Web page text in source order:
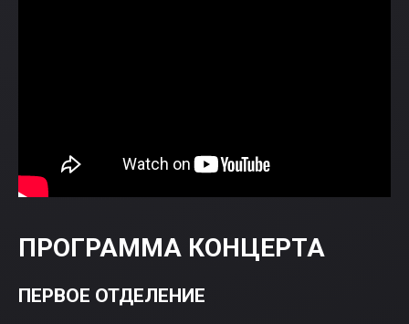
ПРОГРАММА КОНЦЕРТА
ПЕРВОЕ ОТДЕЛЕНИЕ